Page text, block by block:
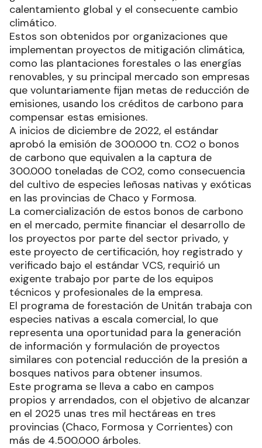
calentamiento global y el consecuente cambio
climático.
Estos son obtenidos por organizaciones que
implementan proyectos de mitigación climática,
como las plantaciones forestales o las energías
renovables, y su principal mercado son empresas
que voluntariamente fijan metas de reducción de
emisiones, usando los créditos de carbono para
compensar estas emisiones.
A inicios de diciembre de 2022, el estándar
aprobó la emisión de 300.000 tn. CO2 o bonos
de carbono que equivalen a la captura de
300.000 toneladas de CO2, como consecuencia
del cultivo de especies leñosas nativas y exóticas
en las provincias de Chaco y Formosa.
La comercialización de estos bonos de carbono
en el mercado, permite financiar el desarrollo de
los proyectos por parte del sector privado, y
este proyecto de certificación, hoy registrado y
verificado bajo el estándar VCS, requirió un
exigente trabajo por parte de los equipos
técnicos y profesionales de la empresa.
El programa de forestación de Unitán trabaja con
especies nativas a escala comercial, lo que
representa una oportunidad para la generación
de información y formulación de proyectos
similares con potencial reducción de la presión a
bosques nativos para obtener insumos.
Este programa se lleva a cabo en campos
propios y arrendados, con el objetivo de alcanzar
en el 2025 unas tres mil hectáreas en tres
provincias (Chaco, Formosa y Corrientes) con
más de 4.500.000 árboles.